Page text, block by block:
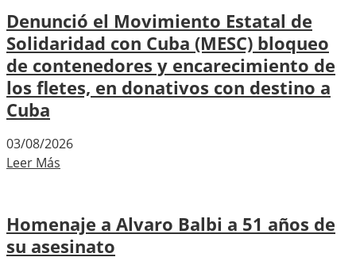
Denunció el Movimiento Estatal de
Solidaridad con Cuba (MESC) bloqueo
de contenedores y encarecimiento de
los fletes, en donativos con destino a
Cuba
03/08/2026
Leer Más
Homenaje a Alvaro Balbi a 51 años de
su asesinato